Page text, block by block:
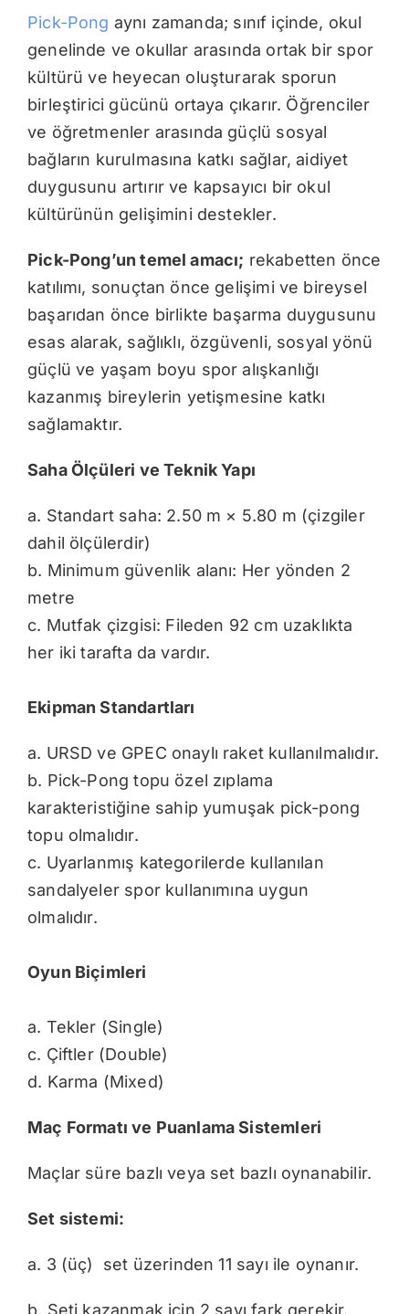
Pick-Pong aynı zamanda; sınıf içinde, okul
genelinde ve okullar arasında ortak bir spor
kültürü ve heyecan oluşturarak sporun
birleştirici gücünü ortaya çıkarır. Öğrenciler
ve öğretmenler arasında güçlü sosyal
bağların kurulmasına katkı sağlar, aidiyet
duygusunu artırır ve kapsayıcı bir okul
kültürünün gelişimini destekler.
Pick-Pong’un temel amacı; rekabetten önce
katılımı, sonuçtan önce gelişimi ve bireysel
başarıdan önce birlikte başarma duygusunu
esas alarak, sağlıklı, özgüvenli, sosyal yönü
güçlü ve yaşam boyu spor alışkanlığı
kazanmış bireylerin yetişmesine katkı
sağlamaktır.
Saha Ölçüleri ve Teknik Yapı
a. Standart saha: 2.50 m × 5.80 m (çizgiler
dahil ölçülerdir)
b. Minimum güvenlik alanı: Her yönden 2
metre
c. Mutfak çizgisi: Fileden 92 cm uzaklıkta
her iki tarafta da vardır.
Ekipman Standartları
a. URSD ve GPEC onaylı raket kullanılmalıdır.
b. Pick-Pong topu özel zıplama
karakteristiğine sahip yumuşak pick-pong
topu olmalıdır.
c. Uyarlanmış kategorilerde kullanılan
sandalyeler spor kullanımına uygun
olmalıdır.
Oyun Biçimleri
a. Tekler (Single)
c. Çiftler (Double)
d. Karma (Mixed)
Maç Formatı ve Puanlama Sistemleri
Maçlar süre bazlı veya set bazlı oynanabilir.
Set sistemi:
a. 3 (üç) set üzerinden 11 sayı ile oynanır.
b. Seti kazanmak için 2 sayı fark gerekir.